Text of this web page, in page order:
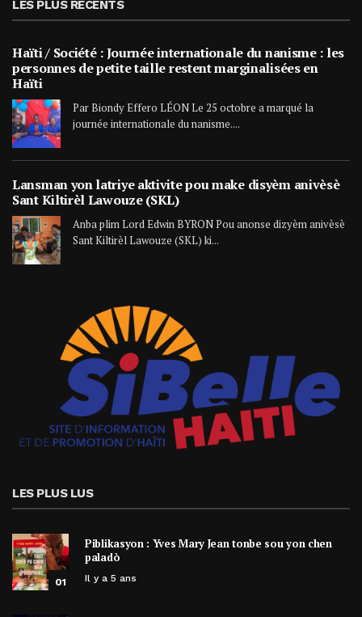
LES PLUS RÉCENTS
Haïti / Société : Journée internationale du nanisme : les
personnes de petite taille restent marginalisées en
Haïti
Par Biondy Effero LÉON Le 25 octobre a marqué la
journée internationale du nanisme....
Lansman yon latriye aktivite pou make disyèm anivèsè
Sant Kiltirèl Lawouze (SKL)
Anba plim Lord Edwin BYRON Pou anonse dizyèm anivèsè
Sant Kiltirèl Lawouze (SKL) ki...
LES PLUS LUS
01
Piblikasyon : Yves Mary Jean tonbe sou yon chen
paladò
Il y a 5 ans